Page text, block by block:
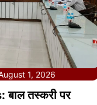
1, 2026
तस्करी पर